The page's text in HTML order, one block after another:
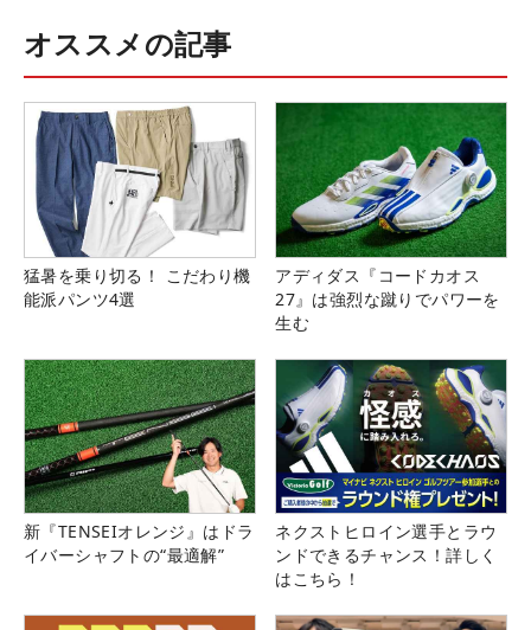
オススメの記事
猛暑を乗り切る！ こだわり機
能派パンツ4選
アディダス『コードカオス
27』は強烈な蹴りでパワーを
生む
新『TENSEIオレンジ』はドラ
イバーシャフトの“最適解”
ネクストヒロイン選手とラウ
ンドできるチャンス！詳しく
はこちら！